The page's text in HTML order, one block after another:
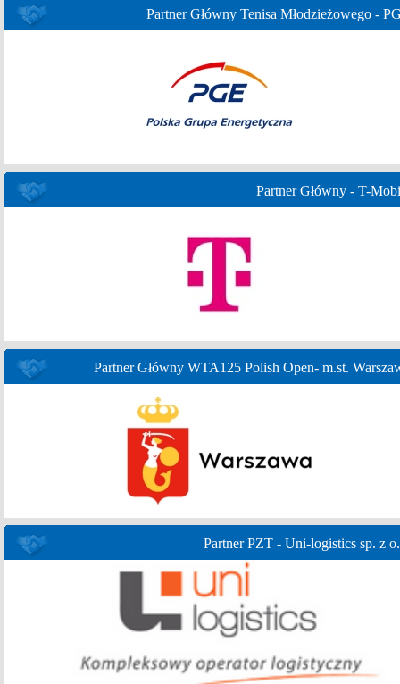
Partner Główny Tenisa Młodzieżowego -
Partner Główny - T-
Partner Główny WTA125 Polish Open- m.st.
Partner PZT - Uni-logistics sp. z